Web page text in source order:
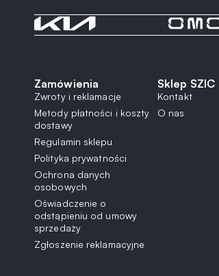
Zamówienia
Zwroty i reklamacje
Metody płatności i koszty
dostawy
Regulamin sklepu
Polityka prywatności
Ochrona danych
osobowych
Oświadczenie o
odstąpieniu od umowy
sprzedaży
Zgłoszenie reklamacyjne
Sklep SZIC
Kontakt
O nas